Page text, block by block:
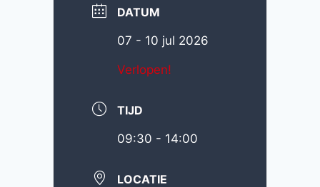
DATUM
07 - 10 jul 2026
Verlopen!
TIJD
09:30 - 14:00
LOCATIE